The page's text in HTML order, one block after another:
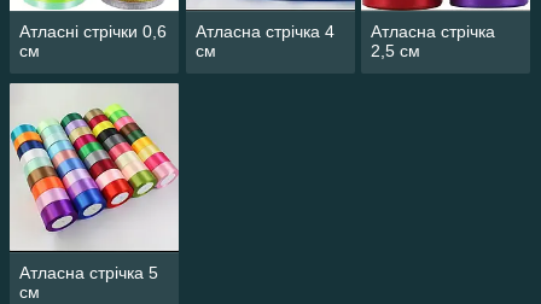
Атласні стрічки 0,6
см
Атласна стрічка 4
см
Атласна стрічка
2,5 см
Атласна стрічка 5
см